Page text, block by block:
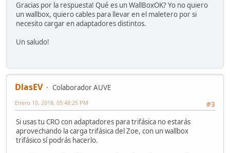
Gracias por la respuesta! Qué es un WallBoxOK? Yo no quiero
un wallbox, quiero cables para llevar en el maletero por si
necesito cargar en adaptadores distintos.
Un saludo!
DlasEV
Colaborador AUVE
#3
Enero 10, 2018, 05:48:25 PM
Si usas tu CRO con adaptadores para trifásica no estarás
aprovechando la carga trifásica del Zoe, con un wallbox
trifásico sí podrás hacerlo.